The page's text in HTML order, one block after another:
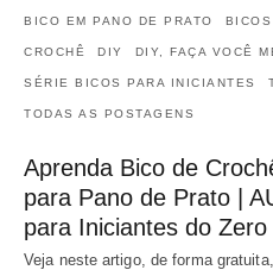
BICO EM PANO DE PRATO
CROCHÊ DIY DIY, FAÇA VOCÊ
SÉRIE BICOS PARA INICIANTES
TODAS AS POSTAGENS
Aprenda Bico de
para Pano de Prato |
para Iniciantes do Zero
Veja neste artigo, de forma